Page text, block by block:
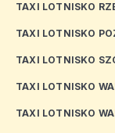
TAXI LOTNISKO
TAXI LOTNISKO
TAXI LOTNISKO
TAXI LOTNISKO
TAXI LOTNISKO